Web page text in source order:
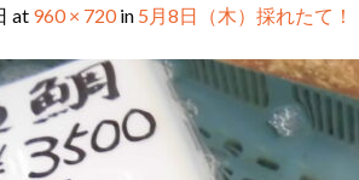
at 960 × 720in 5月8日（木）採れたて！